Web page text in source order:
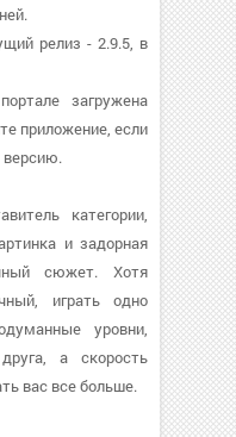
релиз - 2.9.5, в
загружена
приложение, если
категории,
и задорная
сюжет. Хотя
играть одно
уровни,
а скорость
вас все больше.